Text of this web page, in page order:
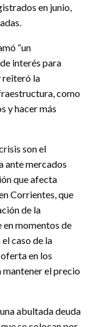
en junio,
“un
interés para
reiteró la
como
y hacer más
son el
ante mercados
que afecta
Corrientes, que
de la
en momentos de
caso de la
en los
mantener el precio
abultada deuda